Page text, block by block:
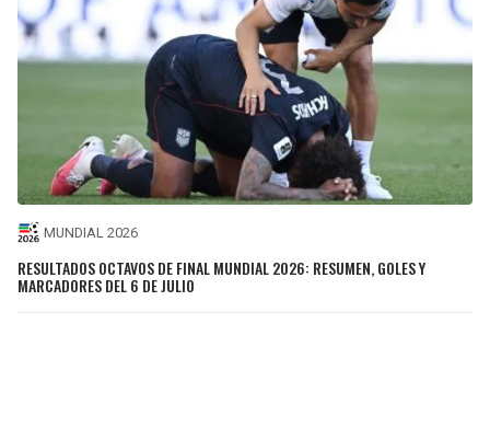
MUNDIAL 2026
RESULTADOS OCTAVOS DE FINAL MUNDIAL 2026: RESUMEN, GOLES Y
MARCADORES DEL 6 DE JULIO